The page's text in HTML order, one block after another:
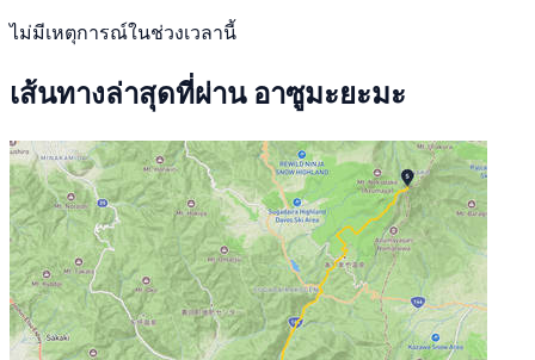
ไม่มีเหตุการณ์ในช่วงเวลานี้
เส้นทางล่าสุดที่ผ่าน อาซูมะยะมะ